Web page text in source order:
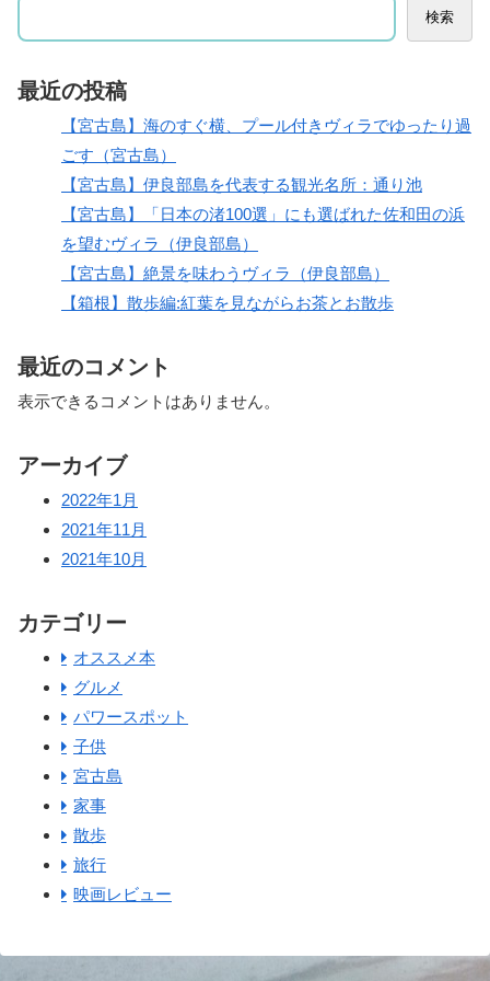
検索
最近の投稿
【宮古島】海のすぐ横、プール付きヴィラでゆったり過
ごす（宮古島）
【宮古島】伊良部島を代表する観光名所：通り池
【宮古島】「日本の渚100選」にも選ばれた佐和田の浜
を望むヴィラ（伊良部島）
【宮古島】絶景を味わうヴィラ（伊良部島）
【箱根】散歩編:紅葉を見ながらお茶とお散歩
最近のコメント
表示できるコメントはありません。
アーカイブ
2022年1月
2021年11月
2021年10月
カテゴリー
オススメ本
グルメ
パワースポット
子供
宮古島
家事
散歩
旅行
映画レビュー